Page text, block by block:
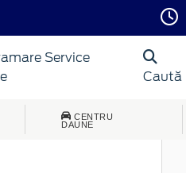
Service
Caută
CENTRU
DAUNE